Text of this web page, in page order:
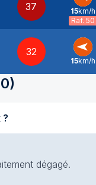
37
E -
15km/h
Raf. 50
32
E -
15km/h
)
dégagé.